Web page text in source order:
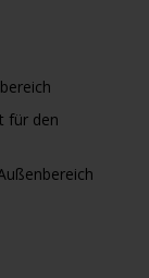
für den